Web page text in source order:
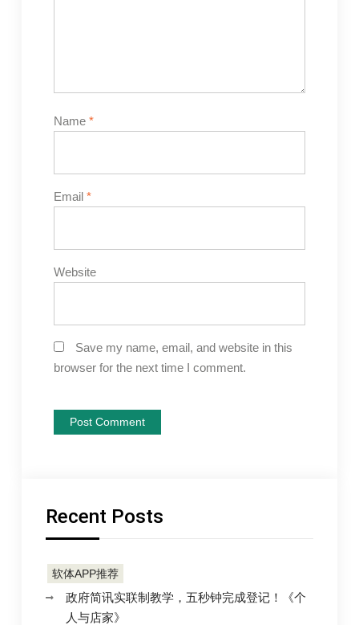
Name *
Email *
Website
Save my name, email, and website in this
browser for the next time I comment.
Recent Posts
软体APP推荐
政府简讯实联制教学，五秒钟完成登记！《个
人与店家》